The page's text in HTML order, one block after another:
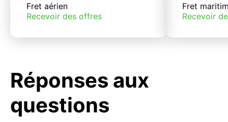
Fret aérien
Recevoir des offres
Fret
Recevoir
Réponses aux
questions